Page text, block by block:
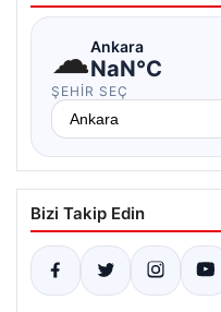
☁Ankara
NaN°C
ŞEHIR SEÇ
Bizi Takip Edin